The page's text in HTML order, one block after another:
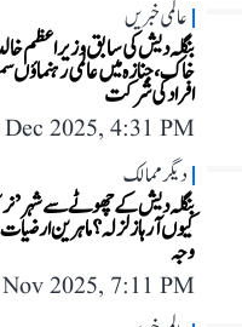
عالمی خبریں
بنگلہ دیش کی سابق وزیر اعظم
خاک، جنازہ میں عالمی
افراد کی شرکت
Dec 2025, 4:31 PM
دیگر ممالک
بنگلہ دیش کے چھوٹے سے شہر
کیوں آ رہا زلزلہ؟ ماہرین
وجہ
2025, 7:11 PM